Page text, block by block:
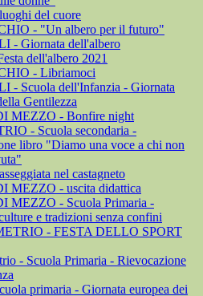
del cuore
- "Un albero per il futuro"
- Giornata dell'albero
dell'albero 2021
- Libriamoci
- Scuola dell'Infanzia - Giornata
Gentilezza
MEZZO - Bonfire night
- Scuola secondaria -
libro "Diamo una voce a chi non
nel castagneto
MEZZO - uscita didattica
MEZZO - Scuola Primaria -
e tradizioni senza confini
- FESTA DELLO SPORT
- Scuola Primaria - Rievocazione
primaria - Giornata europea dei